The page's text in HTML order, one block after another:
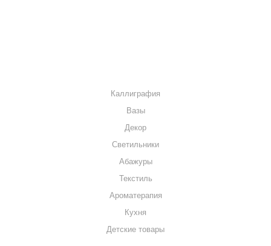
Каллиграфия
Вазы
Декор
Светильники
Абажуры
Текстиль
Ароматерапия
Кухня
Детские товары